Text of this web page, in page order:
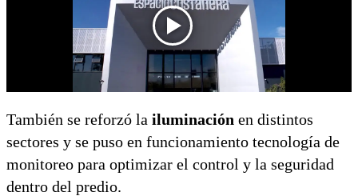
También se reforzó la iluminación en distintos
sectores y se puso en funcionamiento tecnología de
monitoreo para optimizar el control y la seguridad
dentro del predio.